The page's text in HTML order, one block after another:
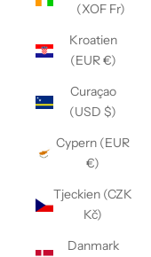
(XOF Fr)
Kroatien
(EUR €)
Curaçao
(USD $)
Cypern (EUR
€)
Tjeckien (CZK
Kč)
Danmark